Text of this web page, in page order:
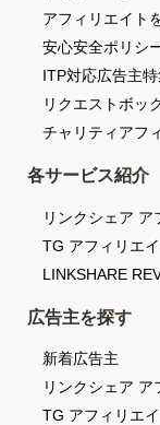
アフィリエイト
安心安全ポリシ
ITP対応広告主
リクエストボッ
チャリティアフ
各サービス紹介
リンクシェア ア
TG アフィリエイ
LINKSHARE
広告主を探す
新着広告主
リンクシェア ア
TG アフィリエ